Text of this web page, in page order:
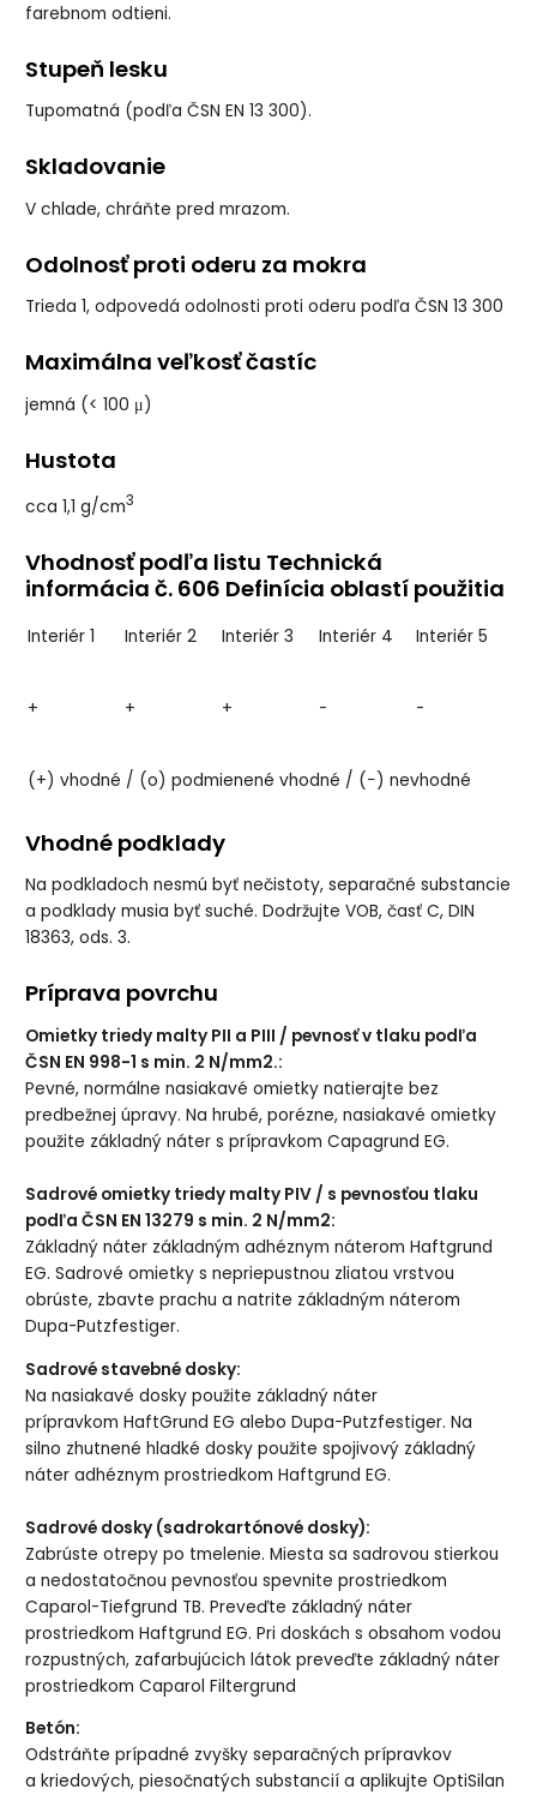
farebnom odtieni.
Stupeň lesku
Tupomatná (podľa ČSN EN 13 300).
Skladovanie
V chlade, chráňte pred mrazom.
Odolnosť proti oderu za mokra
Trieda 1, odpovedá odolnosti proti oderu podľa ČSN 13 300
Maximálna veľkosť častíc
jemná (< 100 μ)
Hustota
cca 1,1 g/cm3
Vhodnosť podľa listu Technická
informácia č. 606 Definícia oblastí použitia
Interiér 1 Interiér 2 Interiér 3 Interiér 4 Interiér 5
+ + + - -
(+) vhodné / (o) podmienené vhodné / (−) nevhodné
Vhodné podklady
Na podkladoch nesmú byť nečistoty, separačné substancie
a podklady musia byť suché. Dodržujte VOB, časť C, DIN
18363, ods. 3.
Príprava povrchu
Omietky triedy malty PII a PIII / pevnosť v tlaku podľa
ČSN EN 998-1 s min. 2 N/mm2.:
Pevné, normálne nasiakavé omietky natierajte bez
predbežnej úpravy. Na hrubé, porézne, nasiakavé omietky
použite základný náter s prípravkom Capagrund EG.
Sadrové omietky triedy malty PIV / s pevnosťou tlaku
podľa ČSN EN 13279 s min. 2 N/mm2:
Základný náter základným adhéznym náterom Haftgrund
EG. Sadrové omietky s nepriepustnou zliatou vrstvou
obrúste, zbavte prachu a natrite základným náterom
Dupa-Putzfestiger.
Sadrové stavebné dosky:
Na nasiakavé dosky použite základný náter
prípravkom HaftGrund EG alebo Dupa-Putzfestiger. Na
silno zhutnené hladké dosky použite spojivový základný
náter adhéznym prostriedkom Haftgrund EG.
Sadrové dosky (sadrokartónové dosky):
Zabrúste otrepy po tmelenie. Miesta sa sadrovou stierkou
a nedostatočnou pevnosťou spevnite prostriedkom
Caparol-Tiefgrund TB. Preveďte základný náter
prostriedkom Haftgrund EG. Pri doskách s obsahom vodou
rozpustných, zafarbujúcich látok preveďte základný náter
prostriedkom Caparol Filtergrund
Betón:
Odstráňte prípadné zvyšky separačných prípravkov
a kriedových, piesočnatých substancií a aplikujte OptiSilan